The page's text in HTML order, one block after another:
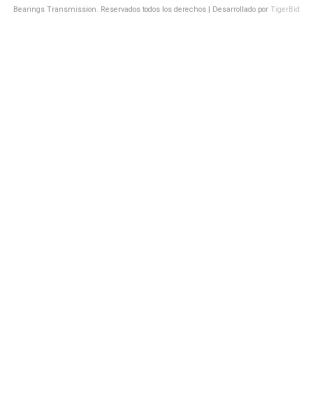
Bearings Transmission. Reservados todos los derechos | Desarrollado por TigerBid